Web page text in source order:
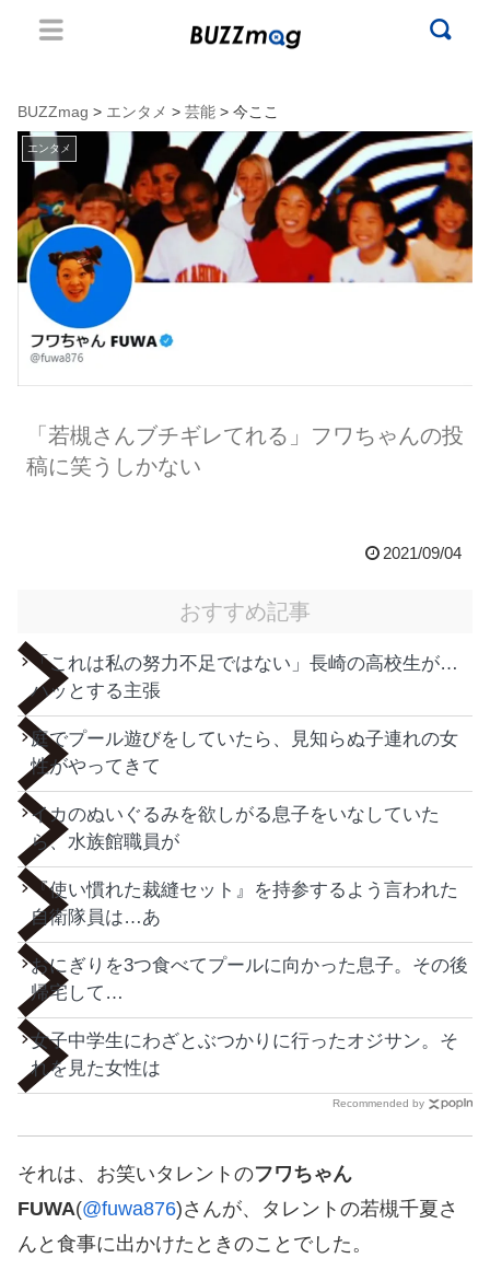
BUZZmag > エンタメ > 芸能 > 今ここ
エンタメ
「若槻さんブチギレてれる」フワちゃんの投
稿に笑うしかない
2021/09/04
おすすめ記事
「これは私の努力不足ではない」長崎の高校生が…
ハッとする主張
庭でプール遊びをしていたら、見知らぬ子連れの女
性がやってきて
イカのぬいぐるみを欲しがる息子をいなしていた
ら、水族館職員が
『使い慣れた裁縫セット』を持参するよう言われた
自衛隊員は…あ
おにぎりを3つ食べてプールに向かった息子。その後
帰宅して…
女子中学生にわざとぶつかりに行ったオジサン。そ
れを見た女性は
Recommended by
それは、お笑いタレントのフワちゃん
FUWA(@fuwa876)さんが、タレントの若槻千夏さ
んと食事に出かけたときのことでした。